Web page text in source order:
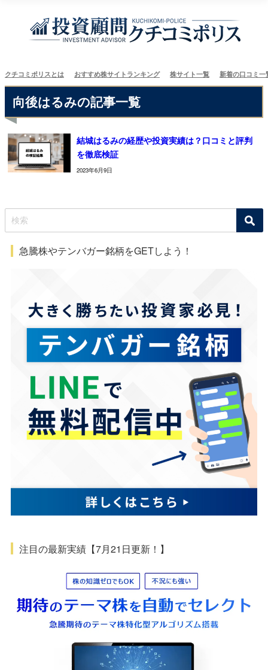
クチコミポリスとは おすすめ株サイトランキング 株サイト一覧 新着の口コミ一
向後はるみの記事一覧
結城はるみの経歴や投資実績は？口コミと評判
を徹底検証
2023年6月9日
急騰株やテンバガー銘柄をGETしよう！
注目の最新実績【7月21日更新！】